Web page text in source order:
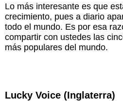
Lo más interesante es que
crecimiento, pues a diario
todo el mundo. Es por esa
compartir con ustedes las
más populares del mundo.
Lucky Voice (Inglaterra)